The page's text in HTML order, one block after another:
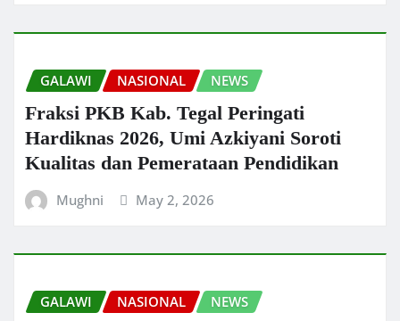
GALAWI NASIONAL NEWS
Fraksi PKB Kab. Tegal Peringati
Hardiknas 2026, Umi Azkiyani Soroti
Kualitas dan Pemerataan Pendidikan
Mughni May 2, 2026
GALAWI NASIONAL NEWS